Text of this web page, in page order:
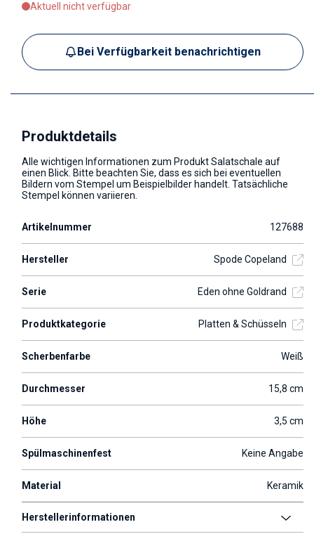
Aktuell nicht verfügbar
Bei Verfügbarkeit benachrichtigen
Produktdetails
Alle wichtigen Informationen zum Produkt Salatschale auf
einen Blick. Bitte beachten Sie, dass es sich bei eventuellen
Bildern vom Stempel um Beispielbilder handelt. Tatsächliche
Stempel können variieren.
Artikelnummer 127688
Hersteller Spode Copeland
Serie Eden ohne Goldrand
Produktkategorie Platten & Schüsseln
Scherbenfarbe Weiß
Durchmesser 15,8 cm
Höhe 3,5 cm
Spülmaschinenfest Keine Angabe
Material Keramik
Herstellerinformationen